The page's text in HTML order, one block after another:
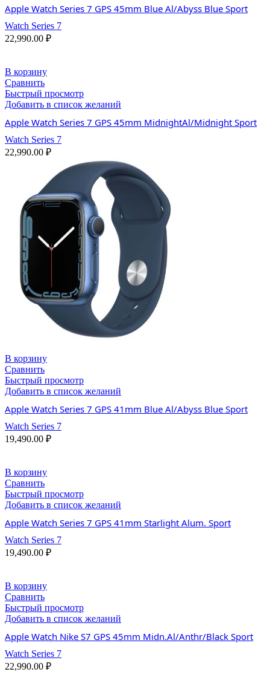
Apple Watch Series 7 GPS 45mm Blue Al/Abyss Blue Sport
Watch Series 7
22,990.00 ₽
В корзину
Сравнить
Быстрый просмотр
Добавить в список желаний
Apple Watch Series 7 GPS 45mm MidnightAl/Midnight Sport
Watch Series 7
22,990.00 ₽
В корзину
Сравнить
Быстрый просмотр
Добавить в список желаний
Apple Watch Series 7 GPS 41mm Blue Al/Abyss Blue Sport
Watch Series 7
19,490.00 ₽
В корзину
Сравнить
Быстрый просмотр
Добавить в список желаний
Apple Watch Series 7 GPS 41mm Starlight Alum. Sport
Watch Series 7
19,490.00 ₽
В корзину
Сравнить
Быстрый просмотр
Добавить в список желаний
Apple Watch Nike S7 GPS 45mm Midn.Al/Anthr/Black Sport
Watch Series 7
22,990.00 ₽